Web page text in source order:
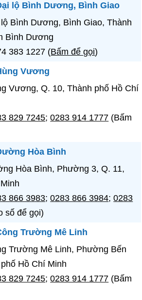
lộ Bình Dương, Bình Giao
Bình Dương, Bình Giao, Thành
Bình Dương
383 1227 (Bấm để gọi)
Vương
Vương, Q. 10, Thành phố Hồ Chí
829 7245;0283 914 1777 (Bấm
Hòa Bình
Hòa Bình, Phường 3, Q. 11,
866 3983;0283 866 3984;0283
số để gọi)
Trường Mê Linh
Trường Mê Linh, Phường Bến
Hồ Chí Minh
829 7245;0283 914 1777 (Bấm